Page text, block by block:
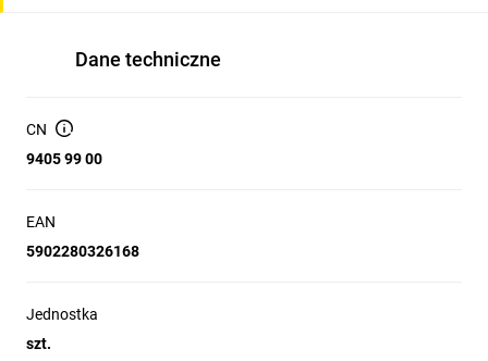
Dane techniczne
CN
9405 99 00
EAN
5902280326168
Jednostka
szt.